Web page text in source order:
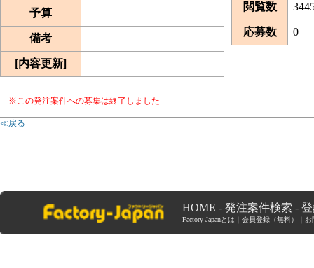
予算
備考
[内容更新]
閲覧数
応募数 0
※この発注案件への募集は終了しました
≪戻る
HOME - 発注案件検索 -
Factory-Japanとは 会員登録（無料） お